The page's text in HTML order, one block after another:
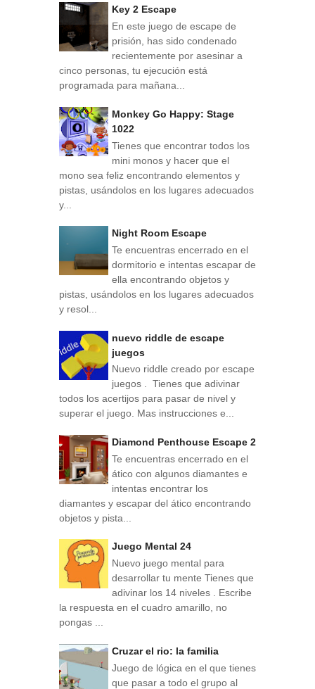
Key 2 Escape
En este juego de escape de
prisión, has sido condenado
recientemente por asesinar a
cinco personas, tu ejecución está
programada para mañana...
Monkey Go Happy: Stage
1022
Tienes que encontrar todos los
mini monos y hacer que el
mono sea feliz encontrando elementos y
pistas, usándolos en los lugares adecuados
y...
Night Room Escape
Te encuentras encerrado en el
dormitorio e intentas escapar de
ella encontrando objetos y
pistas, usándolos en los lugares adecuados
y resol...
nuevo riddle de escape
juegos
Nuevo riddle creado por escape
juegos . Tienes que adivinar
todos los acertijos para pasar de nivel y
superar el juego. Mas instrucciones e...
Diamond Penthouse Escape 2
Te encuentras encerrado en el
ático con algunos diamantes e
intentas encontrar los
diamantes y escapar del ático encontrando
objetos y pista...
Juego Mental 24
Nuevo juego mental para
desarrollar tu mente Tienes que
adivinar los 14 niveles . Escribe
la respuesta en el cuadro amarillo, no
pongas ...
Cruzar el rio: la familia
Juego de lógica en el que tienes
que pasar a todo el grupo al